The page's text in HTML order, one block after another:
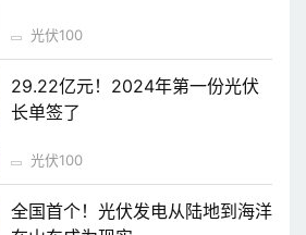
光伏100
29.22亿元！2024年第一份光伏
长单签了
光伏100
全国首个！光伏发电从陆地到海洋